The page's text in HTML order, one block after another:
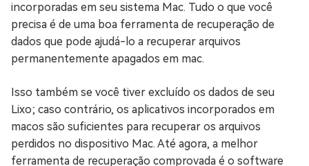
incorporadas em seu sistema Mac. Tudo o que você
precisa é de uma boa ferramenta de recuperação de
dados que pode ajudá-lo a recuperar arquivos
permanentemente apagados em mac.
Isso também se você tiver excluído os dados de seu
Lixo; caso contrário, os aplicativos incorporados em
macos são suficientes para recuperar os arquivos
perdidos no dispositivo Mac. Até agora, a melhor
ferramenta de recuperação comprovada é o software